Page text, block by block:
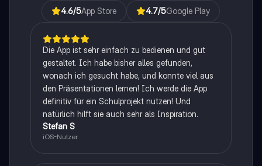
4.6/5App Store 4.7/5Google Play
Die App ist sehr einfach zu bedienen und gut
gestaltet. Ich habe bisher alles gefunden,
wonach ich gesucht habe, und konnte viel aus
den Präsentationen lernen! Ich werde die App
definitiv für ein Schulprojekt nutzen! Und
natürlich hilft sie auch sehr als Inspiration.
Stefan S
iOS-Nutzer